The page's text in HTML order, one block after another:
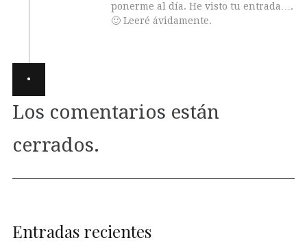
ponerme al día. He visto tu entrada….
🙂 Leeré ávidamente.
·
Los comentarios están
cerrados.
Entradas recientes